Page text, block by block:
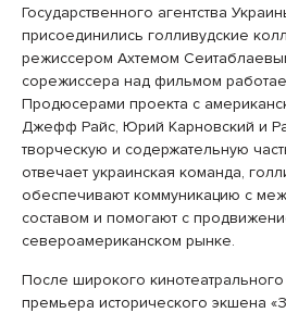
Государственного агентства
присоединились голливудские
режиссером Ахтемом
сорежиссера над фильмом
Продюсерами проекта с
Джефф Райс, Юрий Карновский и
творческую и содержательную
отвечает украинская команда,
обеспечивают коммуникацию с
составом и помогают с
североамериканском рынке.
После широкого
премьера исторического экшена